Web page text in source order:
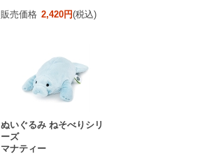
販売価格 2,420円(税込)
ぬいぐるみ ねそべりシリ
ーズ
マナティー